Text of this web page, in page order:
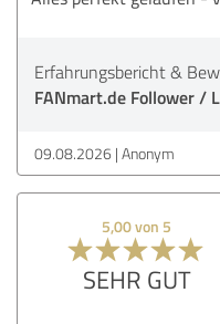
Erfahrungsbericht &
FANmart.de Follower /
09.08.2026 Anonym
5,00 von 5
SEHR GUT